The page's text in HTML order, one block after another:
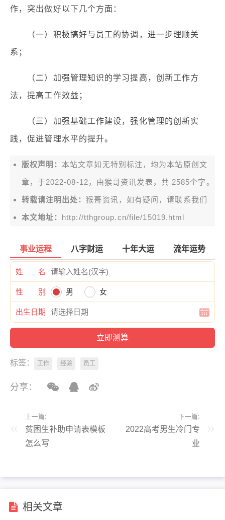
作，突出做好以下几个方面：
（一）积极搞好与员工的协调，进一步理顺关
系；
（二）加强管理知识的学习提高，创新工作方
法，提高工作效益；
（三）加强基础工作建设，强化管理的创新实
践，促进管理水平的提升。
版权声明： 本站文章如无特别标注，均为本站原创文
章，于2022-08-12，由猴哥资讯 发表，共 2585个字。
转载请注明出处：猴哥资讯，如有疑问，请联系我们
本文地址： http://tthgroup.cn/file/15019.html
事业运程 八字财运 十年大运 流年运势
姓 名
性 别 男 女
出生日期
标签： 工作 经验 员工
分享：
上一篇:
贫困生补助申请表模板
怎么写
下一篇:
2022高考男生冷门专
业
相关文章